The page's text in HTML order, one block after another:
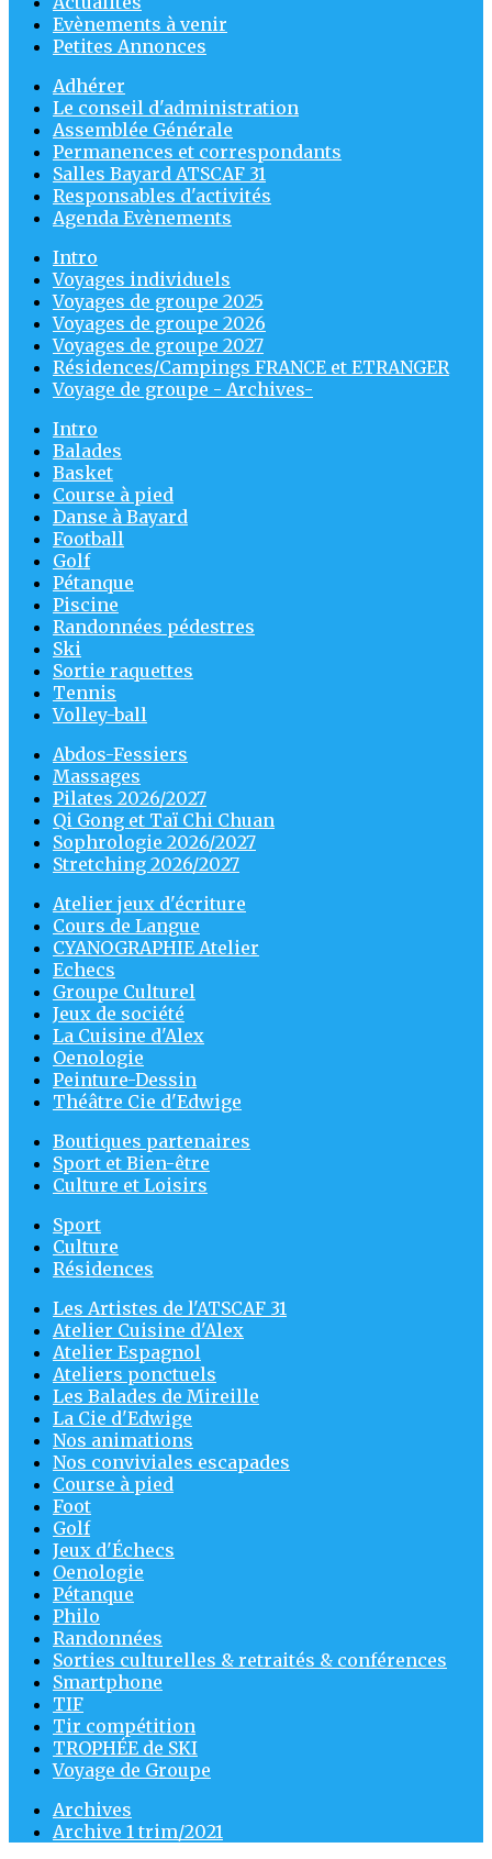
Evènements à venir
Petites Annonces
Adhérer
Le conseil d'administration
Assemblée Générale
Permanences et correspondants
Salles Bayard ATSCAF 31
Responsables d'activités
Agenda Evènements
Intro
Voyages individuels
Voyages de groupe 2025
Voyages de groupe 2026
Voyages de groupe 2027
Résidences/Campings FRANCE et ETRANGER
Voyage de groupe - Archives-
Intro
Balades
Basket
Course à pied
Danse à Bayard
Football
Golf
Pétanque
Piscine
Randonnées pédestres
Ski
Sortie raquettes
Tennis
Volley-ball
Abdos-Fessiers
Massages
Pilates 2026/2027
Qi Gong et Taï Chi Chuan
Sophrologie 2026/2027
Stretching 2026/2027
Atelier jeux d'écriture
Cours de Langue
CYANOGRAPHIE Atelier
Echecs
Groupe Culturel
Jeux de société
La Cuisine d'Alex
Oenologie
Peinture-Dessin
Théâtre Cie d'Edwige
Boutiques partenaires
Sport et Bien-être
Culture et Loisirs
Sport
Culture
Résidences
Les Artistes de l'ATSCAF 31
Atelier Cuisine d'Alex
Atelier Espagnol
Ateliers ponctuels
Les Balades de Mireille
La Cie d'Edwige
Nos animations
Nos conviviales escapades
Course à pied
Foot
Golf
Jeux d'Échecs
Oenologie
Pétanque
Philo
Randonnées
Sorties culturelles & retraités & conférences
Smartphone
TIF
Tir compétition
TROPHÉE de SKI
Voyage de Groupe
Archives
Archive 1 trim/2021